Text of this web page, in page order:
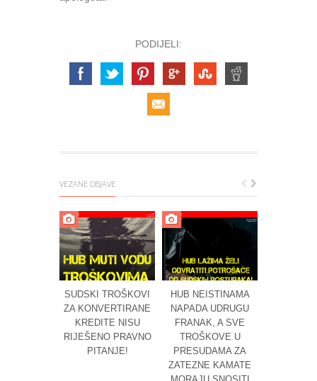
PODIJELI:
VEZANE OBJAVE
SUDSKI TROŠKOVI
ZA KONVERTIRANE
KREDITE NISU
RIJEŠENO PRAVNO
PITANJE!
HUB NEISTINAMA
NAPADA UDRUGU
FRANAK, A SVE
TROŠKOVE U
PRESUDAMA ZA
ZATEZNE KAMATE